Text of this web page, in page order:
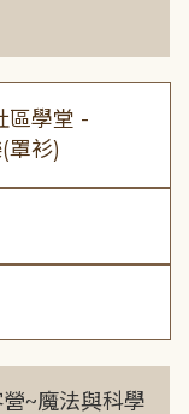
區學堂 -
罩衫)
~魔法與科學